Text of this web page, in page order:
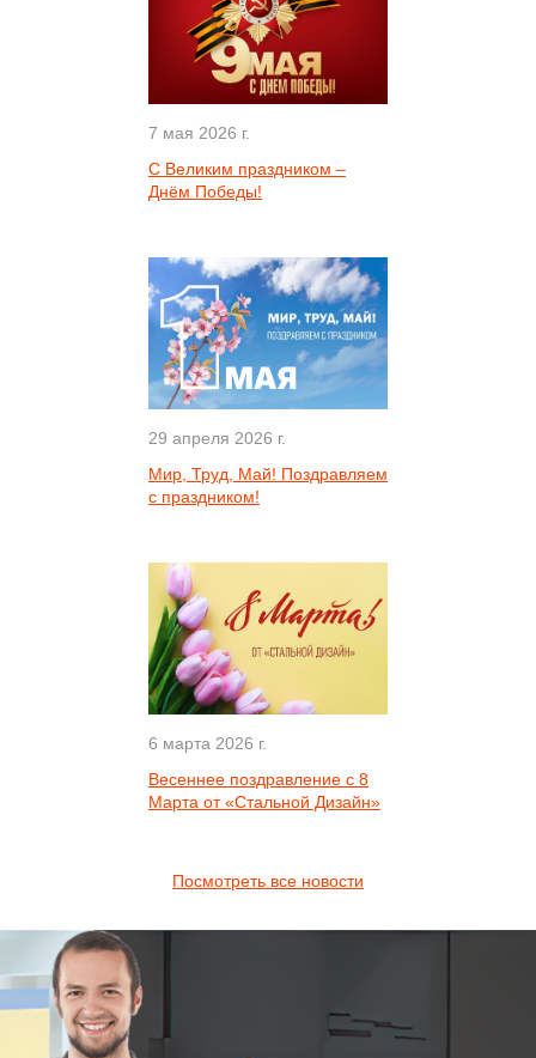
7 мая 2026 г.
С Великим праздником –
Днём Победы!
29 апреля 2026 г.
Мир, Труд, Май! Поздравляем
с праздником!
6 марта 2026 г.
Весеннее поздравление с 8
Марта от «Стальной Дизайн»
Посмотреть все новости